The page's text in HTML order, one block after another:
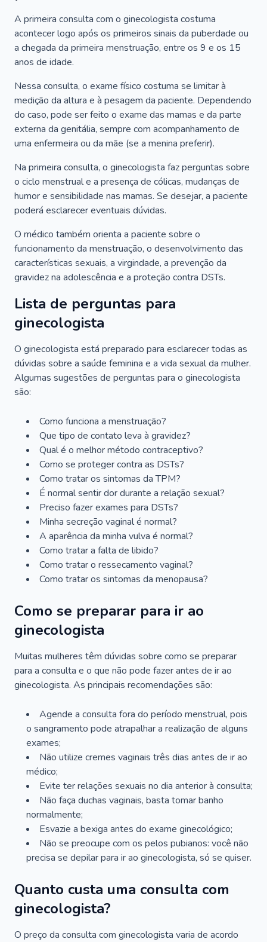
A primeira consulta com o ginecologista costuma
acontecer logo após os primeiros sinais da puberdade ou
a chegada da primeira menstruação, entre os 9 e os 15
anos de idade.
Nessa consulta, o exame físico costuma se limitar à
medição da altura e à pesagem da paciente. Dependendo
do caso, pode ser feito o exame das mamas e da parte
externa da genitália, sempre com acompanhamento de
uma enfermeira ou da mãe (se a menina preferir).
Na primeira consulta, o ginecologista faz perguntas sobre
o ciclo menstrual e a presença de cólicas, mudanças de
humor e sensibilidade nas mamas. Se desejar, a paciente
poderá esclarecer eventuais dúvidas.
O médico também orienta a paciente sobre o
funcionamento da menstruação, o desenvolvimento das
características sexuais, a virgindade, a prevenção da
gravidez na adolescência e a proteção contra DSTs.
Lista de perguntas para
ginecologista
O ginecologista está preparado para esclarecer todas as
dúvidas sobre a saúde feminina e a vida sexual da mulher.
Algumas sugestões de perguntas para o ginecologista
são:
Como funciona a menstruação?
Que tipo de contato leva à gravidez?
Qual é o melhor método contraceptivo?
Como se proteger contra as DSTs?
Como tratar os sintomas da TPM?
É normal sentir dor durante a relação sexual?
Preciso fazer exames para DSTs?
Minha secreção vaginal é normal?
A aparência da minha vulva é normal?
Como tratar a falta de libido?
Como tratar o ressecamento vaginal?
Como tratar os sintomas da menopausa?
Como se preparar para ir ao
ginecologista
Muitas mulheres têm dúvidas sobre como se preparar
para a consulta e o que não pode fazer antes de ir ao
ginecologista. As principais recomendações são:
Agende a consulta fora do período menstrual, pois
o sangramento pode atrapalhar a realização de alguns
exames;
Não utilize cremes vaginais três dias antes de ir ao
médico;
Evite ter relações sexuais no dia anterior à consulta;
Não faça duchas vaginais, basta tomar banho
normalmente;
Esvazie a bexiga antes do exame ginecológico;
Não se preocupe com os pelos pubianos: você não
precisa se depilar para ir ao ginecologista, só se quiser.
Quanto custa uma consulta com
ginecologista?
O preço da consulta com ginecologista varia de acordo